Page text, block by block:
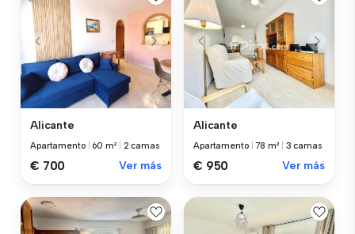
Alicante
Apartamento 60 m² 2 camas
€ 700 Ver más
Alicante
Apartamento |78 m² 3 camas
€ 950 Ver más